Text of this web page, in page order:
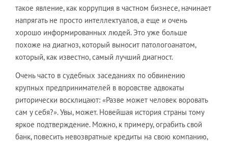
такое явление, как коррупция в частном бизнесе, начинает
напрягать не просто интеллектуалов, а еще и очень
хорошо информированных людей. Это уже больше
похоже на диагноз, который выносит патологоанатом,
который, как известно, самый лучший диагност.
Очень часто в судебных заседаниях по обвинению
крупных предпринимателей в воровстве адвокаты
риторически восклицают: «Разве может человек воровать
сам у себя?». Увы, может. Новейшая история страны тому
яркое подтверждение. Можно, к примеру, ограбить свой
банк, повесить невозвратные кредиты на свою компанию,